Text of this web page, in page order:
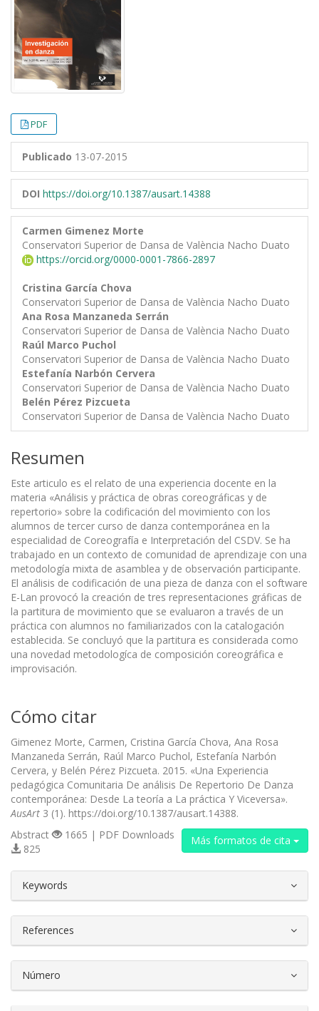
PDF
Publicado 13-07-2015
DOI https://doi.org/10.1387/ausart.14388
Carmen Gimenez Morte
Conservatori Superior de Dansa de València Nacho Duato
https://orcid.org/0000-0001-7866-2897
Cristina García Chova
Conservatori Superior de Dansa de València Nacho Duato
Ana Rosa Manzaneda Serrán
Conservatori Superior de Dansa de València Nacho Duato
Raúl Marco Puchol
Conservatori Superior de Dansa de València Nacho Duato
Estefanía Narbón Cervera
Conservatori Superior de Dansa de València Nacho Duato
Belén Pérez Pizcueta
Conservatori Superior de Dansa de València Nacho Duato
Resumen
Este articulo es el relato de una experiencia docente en la
materia «Análisis y práctica de obras coreográficas y de
repertorio» sobre la codificación del movimiento con los
alumnos de tercer curso de danza contemporánea en la
especialidad de Coreografía e Interpretación del CSDV. Se ha
trabajado en un contexto de comunidad de aprendizaje con una
metodología mixta de asamblea y de observación participante.
El análisis de codificación de una pieza de danza con el software
E-Lan provocó la creación de tres representaciones gráficas de
la partitura de movimiento que se evaluaron a través de un
práctica con alumnos no familiarizados con la catalogación
establecida. Se concluyó que la partitura es considerada como
una novedad metodologíca de composición coreográfica e
improvisación.
Cómo citar
Gimenez Morte, Carmen, Cristina García Chova, Ana Rosa
Manzaneda Serrán, Raúl Marco Puchol, Estefanía Narbón
Cervera, y Belén Pérez Pizcueta. 2015. «Una Experiencia
pedagógica Comunitaria De análisis De Repertorio De Danza
contemporánea: Desde La teoría a La práctica Y Viceversa».
AusArt 3 (1). https://doi.org/10.1387/ausart.14388.
Más formatos de cita
Abstract
1665 | PDF Downloads
825
Keywords
References
Número